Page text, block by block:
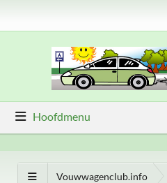
Hoofdmenu
Vouwwagenclub.info